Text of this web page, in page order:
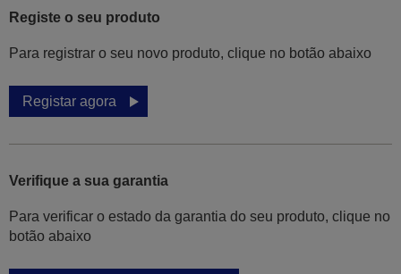
Registe o seu produto
Para registrar o seu novo produto, clique no botão abaixo
Registar agora
Verifique a sua garantia
Para verificar o estado da garantia do seu produto, clique no
botão abaixo